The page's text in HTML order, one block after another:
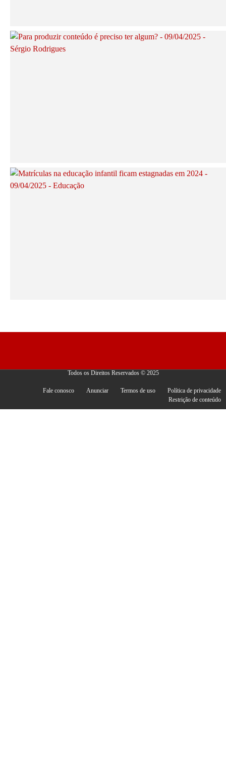
Todos os Direitos Reservados © 2025
Fale conosco Anunciar Termos de uso
Política de privacidade
Restrição de conteúdo